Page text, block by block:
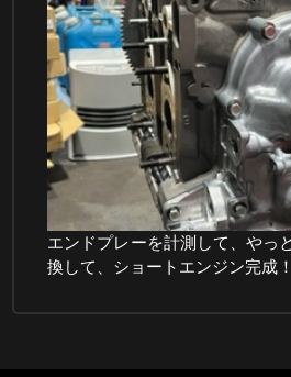
エンドプレーを計測して、やっ
換して、ショートエンジン完成！